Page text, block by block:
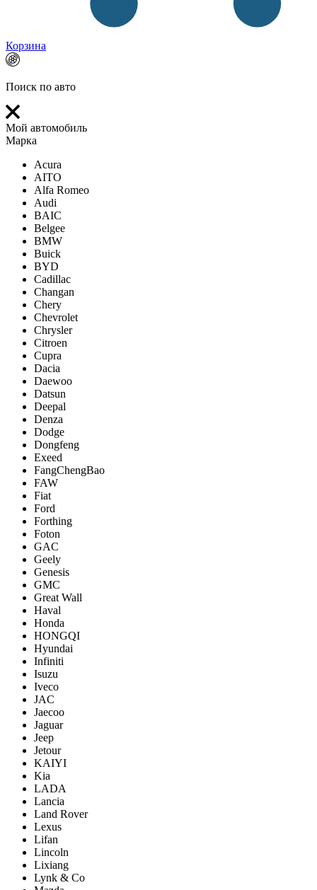
Корзина
Поиск по авто
Мой автомобиль
Марка
Acura
AITO
Alfa Romeo
Audi
BAIC
Belgee
BMW
Buick
BYD
Cadillac
Changan
Chery
Chevrolet
Chrysler
Citroen
Cupra
Dacia
Daewoo
Datsun
Deepal
Denza
Dodge
Dongfeng
Exeed
FangChengBao
FAW
Fiat
Ford
Forthing
Foton
GAC
Geely
Genesis
GMC
Great Wall
Haval
Honda
HONGQI
Hyundai
Infiniti
Isuzu
Iveco
JAC
Jaecoo
Jaguar
Jeep
Jetour
KAIYI
Kia
LADA
Lancia
Land Rover
Lexus
Lifan
Lincoln
Lixiang
Lynk & Co